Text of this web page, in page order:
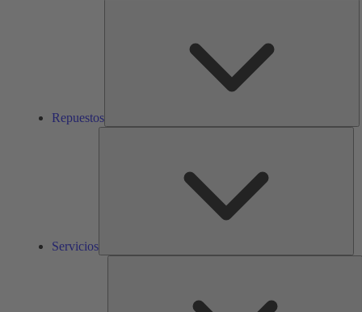
Repuestos
Servicios